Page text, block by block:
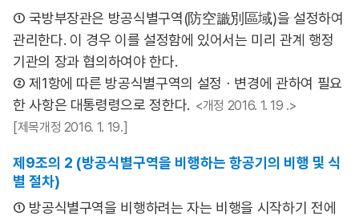
① 국방부장관은 방공식별구역(防空識別區域)을 설정하여
관리한다. 이 경우 이를 설정함에 있어서는 미리 관계 행정
기관의 장과 협의하여야 한다.
② 제1항에 따른 방공식별구역의 설정ㆍ변경에 관하여 필요
한 사항은 대통령령으로 정한다. <개정 2016. 1. 19 .>
[제목개정 2016. 1. 19.]
제9조의 2 (방공식별구역을 비행하는 항공기의 비행 및 식
별 절차)
① 방공식별구역을 비행하려는 자는 비행을 시작하기 전에